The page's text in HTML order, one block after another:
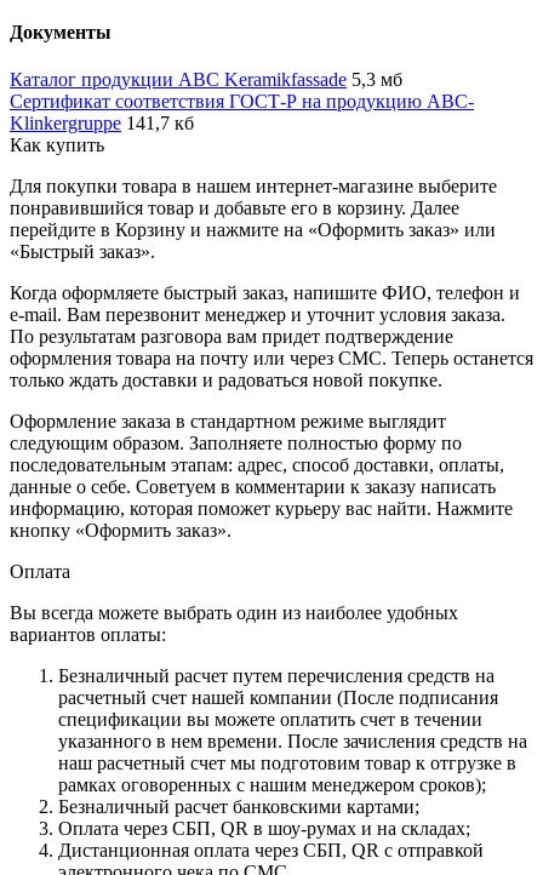
Документы
Каталог продукции ABC Keramikfassade 5,3 мб
Сертификат соответствия ГОСТ-Р на продукцию ABC-
Klinkergruppe 141,7 кб
Как купить
Для покупки товара в нашем интернет-магазине выберите
понравившийся товар и добавьте его в корзину. Далее
перейдите в Корзину и нажмите на «Оформить заказ» или
«Быстрый заказ».
Когда оформляете быстрый заказ, напишите ФИО, телефон и
e-mail. Вам перезвонит менеджер и уточнит условия заказа.
По результатам разговора вам придет подтверждение
оформления товара на почту или через СМС. Теперь останется
только ждать доставки и радоваться новой покупке.
Оформление заказа в стандартном режиме выглядит
следующим образом. Заполняете полностью форму по
последовательным этапам: адрес, способ доставки, оплаты,
данные о себе. Советуем в комментарии к заказу написать
информацию, которая поможет курьеру вас найти. Нажмите
кнопку «Оформить заказ».
Оплата
Вы всегда можете выбрать один из наиболее удобных
вариантов оплаты:
Безналичный расчет путем перечисления средств на
расчетный счет нашей компании (После подписания
спецификации вы можете оплатить счет в течении
указанного в нем времени. После зачисления средств на
наш расчетный счет мы подготовим товар к отгрузке в
рамках оговоренных с нашим менеджером сроков);
Безналичный расчет банковскими картами;
Оплата через СБП, QR в шоу-румах и на складах;
Дистанционная оплата через СБП, QR с отправкой